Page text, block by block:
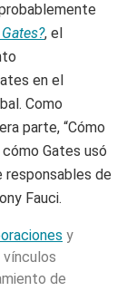
, el
en el
Como
parte, “Cómo
Gates usó
responsables de
Fauci.
y
vínculos
de